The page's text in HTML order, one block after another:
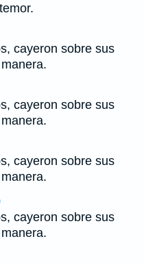
cayeron sobre sus
cayeron sobre sus
cayeron sobre sus
cayeron sobre sus